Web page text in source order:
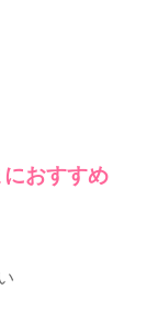
おすすめ